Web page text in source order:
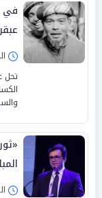
في
تحل